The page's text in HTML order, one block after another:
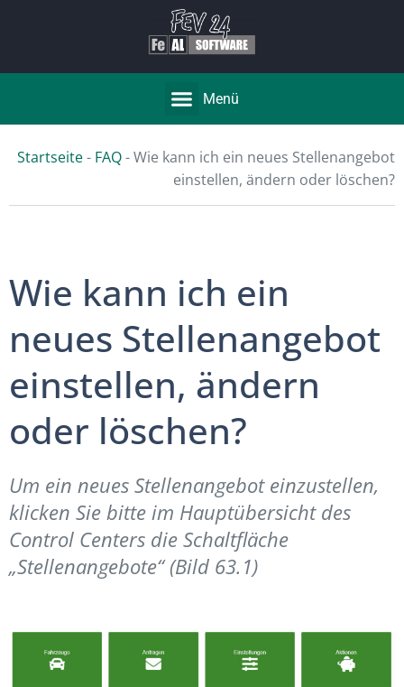
Menü
Startseite- FAQ-Wie kann ich ein neues Stellenangebot
einstellen, ändern oder löschen?
Wie kann ich ein
neues Stellenangebot
einstellen, ändern
oder löschen?
Um ein neues Stellenangebot einzustellen,
klicken Sie bitte im Hauptübersicht des
Control Centers die Schaltfläche
„Stellenangebote“ (Bild 63.1)